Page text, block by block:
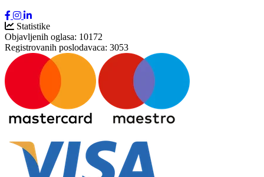
Statistike
Objavljenih oglasa: 10172
Registrovanih poslodavaca: 3053